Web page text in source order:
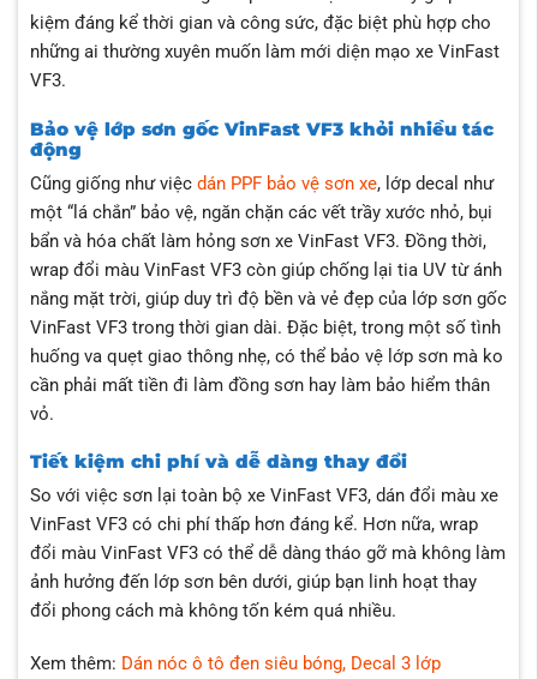
kiệm đáng kể thời gian và công sức, đặc biệt phù hợp cho
những ai thường xuyên muốn làm mới diện mạo xe VinFast
VF3.
Bảo vệ lớp sơn gốc VinFast VF3 khỏi nhiều tác
động
Cũng giống như việc dán PPF bảo vệ sơn xe, lớp decal như
một “lá chắn” bảo vệ, ngăn chặn các vết trầy xước nhỏ, bụi
bẩn và hóa chất làm hỏng sơn xe VinFast VF3. Đồng thời,
wrap đổi màu VinFast VF3 còn giúp chống lại tia UV từ ánh
nắng mặt trời, giúp duy trì độ bền và vẻ đẹp của lớp sơn gốc
VinFast VF3 trong thời gian dài. Đặc biệt, trong một số tình
huống va quẹt giao thông nhẹ, có thể bảo vệ lớp sơn mà ko
cần phải mất tiền đi làm đồng sơn hay làm bảo hiểm thân
vỏ.
Tiết kiệm chi phí và dễ dàng thay đổi
So với việc sơn lại toàn bộ xe VinFast VF3, dán đổi màu xe
VinFast VF3 có chi phí thấp hơn đáng kể. Hơn nữa, wrap
đổi màu VinFast VF3 có thể dễ dàng tháo gỡ mà không làm
ảnh hưởng đến lớp sơn bên dưới, giúp bạn linh hoạt thay
đổi phong cách mà không tốn kém quá nhiều.
Xem thêm: Dán nóc ô tô đen siêu bóng, Decal 3 lớp